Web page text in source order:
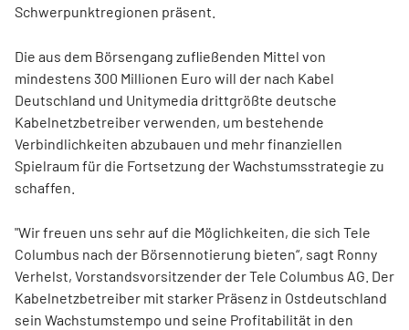
Schwerpunktregionen präsent.
Die aus dem Börsengang zufließenden Mittel von
mindestens 300 Millionen Euro will der nach Kabel
Deutschland und Unitymedia drittgrößte deutsche
Kabelnetzbetreiber verwenden, um bestehende
Verbindlichkeiten abzubauen und mehr finanziellen
Spielraum für die Fortsetzung der Wachstumsstrategie zu
schaffen.
"Wir freuen uns sehr auf die Möglichkeiten, die sich Tele
Columbus nach der Börsennotierung bieten“, sagt Ronny
Verhelst, Vorstandsvorsitzender der Tele Columbus AG. Der
Kabelnetzbetreiber mit starker Präsenz in Ostdeutschland
sein Wachstumstempo und seine Profitabilität in den